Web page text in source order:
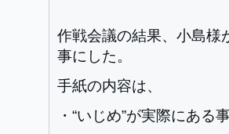
作戦会議の結果、小島様
事にした。
手紙の内容は、
・“いじめ”が実際にある